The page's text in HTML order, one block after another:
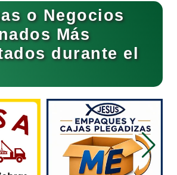
y Estampados
o Negocios
Más
durante el